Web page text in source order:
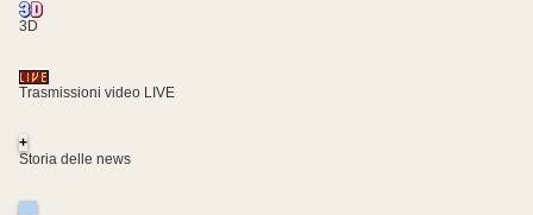
3D
Trasmissioni video LIVE
+
Storia delle news